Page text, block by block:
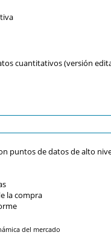
cuantitativos (versión
puntos de datos de alto
la compra
del mercado